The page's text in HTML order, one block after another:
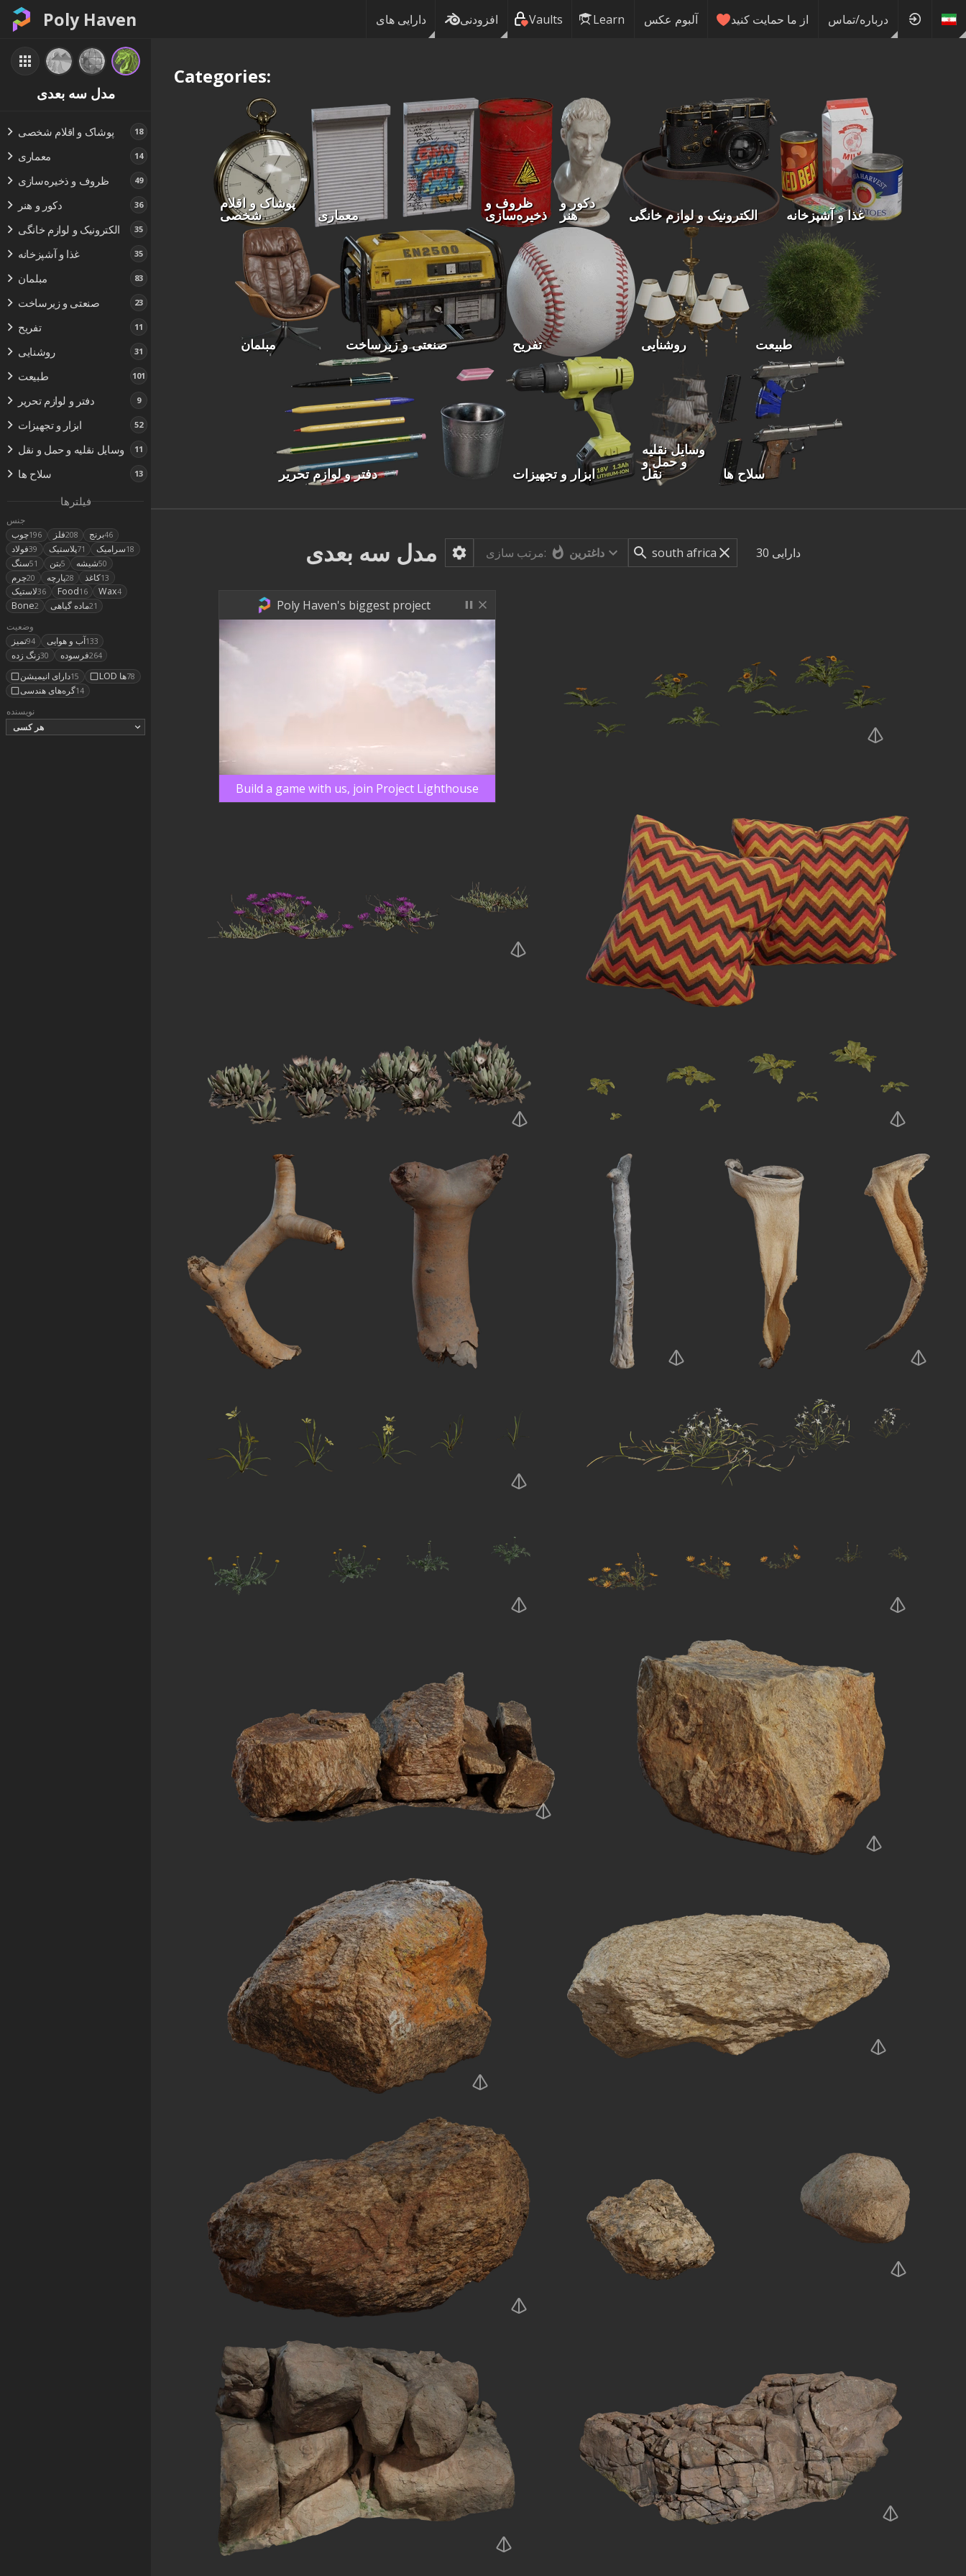
Poly Haven دارایی های افزودنی Vaults Learn آلبوم عکس از ما حمایت کنید درباره/تماس
مدل سه بعدی
پوشاک و اقلام شخصی 18
معماری 14
ظروف و ذخیره‌سازی 49
دکور و هنر 36
الکترونیک و لوازم خانگی 35
غذا و آشپزخانه 35
مبلمان 83
صنعتی و زیرساخت 23
تفریح 11
روشنایی 31
طبیعت 101
دفتر و لوازم تحریر 9
ابزار و تجهیزات 52
وسایل نقلیه و حمل و نقل 11
سلاح ها 13
فیلترها
جنس
چوب196 فلز208 برنج46
فولاد39 پلاستیک71 سرامیک18
سنگ51 بتن5 شیشه50
چرم20 پارچه28 کاغذ13
لاستیک36 Food16 Wax4
Bone2 ماده گیاهی21
وضعیت
تمیز94 آب و هوایی133
زنگ زده30 فرسوده264
دارای انیمیشن15 LOD ها78
گره‌های هندسی14
نویسنده
هر کسی
Categories:
پوشاک و اقلام
شخصی معماری
ظروف و
ذخیره‌سازی
دکور و
هنر الکترونیک و لوازم خانگی غذا و آشپزخانه
مبلمان صنعتی و زیرساخت تفریح روشنایی طبیعت
دفتر و لوازم تحریر ابزار و تجهیزات
وسایل نقلیه
و حمل و
نقل سلاح ها
مدل سه بعدی مرتب سازی: داغترین 30 دارایی
Poly Haven's biggest project
Build a game with us, join Project Lighthouse